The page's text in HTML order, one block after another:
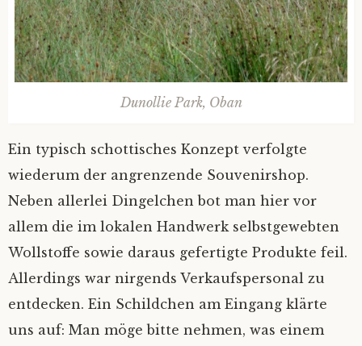
Dunollie Park, Oban
Ein typisch schottisches Konzept verfolgte
wiederum der angrenzende Souvenirshop.
Neben allerlei Dingelchen bot man hier vor
allem die im lokalen Handwerk selbstgewebten
Wollstoffe sowie daraus gefertigte Produkte feil.
Allerdings war nirgends Verkaufspersonal zu
entdecken. Ein Schildchen am Eingang klärte
uns auf: Man möge bitte nehmen, was einem